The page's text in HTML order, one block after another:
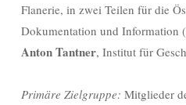
Flanerie, in zwei Teilen für die
Dokumentation und Information
Anton Tantner, Institut für
Primäre Zielgruppe: Mitglieder